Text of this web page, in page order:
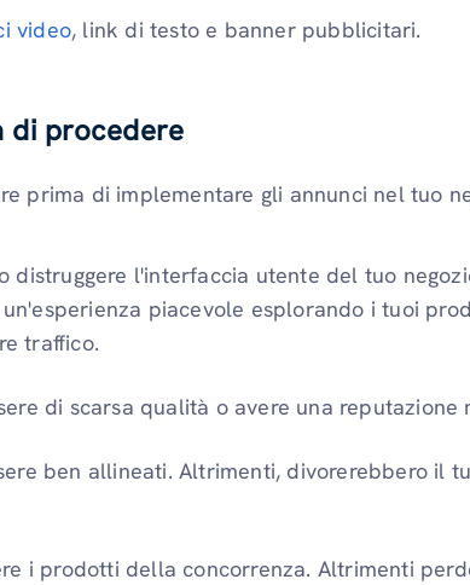
video, link di testo e banner pubblicitari.
di procedere
prima di implementare gli annunci nel tuo
distruggere l'interfaccia utente del tuo
piacevole esplorando i tuoi
traffico.
di scarsa qualità o avere una reputazione
ben allineati. Altrimenti, divorerebbero il
i prodotti della concorrenza. Altrimenti